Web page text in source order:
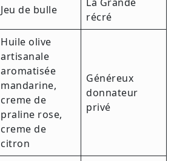
Jeu de bulle
récré
Huile olive
artisanale
aromatisée
mandarine,
creme de
praline rose,
creme de
citron
Généreux
donnateur
privé